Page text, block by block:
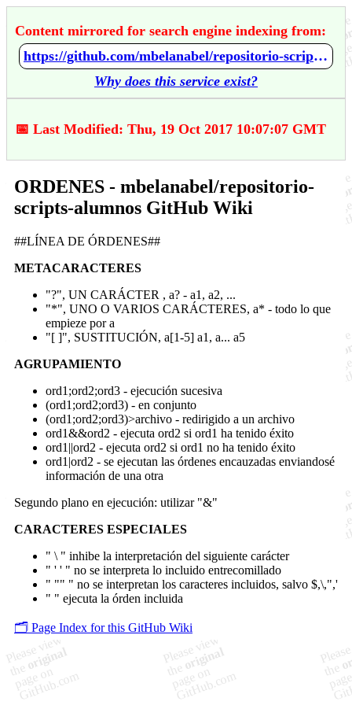
Content mirrored for search engine indexing from:
https://github.com/mbelanabel/repositorio-scripts-alumnos/wiki/ORDENES
Why does this service exist?
📅 Last Modified: Thu, 19 Oct 2017 10:07:07 GMT
ORDENES - mbelanabel/repositorio-
scripts-alumnos GitHub Wiki
##LÍNEA DE ÓRDENES##
METACARACTERES
"?", UN CARÁCTER , a? - a1, a2, ...
"*", UNO O VARIOS CARÁCTERES, a* - todo lo que
empieze por a
"[ ]", SUSTITUCIÓN, a[1-5] a1, a... a5
AGRUPAMIENTO
ord1;ord2;ord3 - ejecución sucesiva
(ord1;ord2;ord3) - en conjunto
(ord1;ord2;ord3)>archivo - redirigido a un archivo
ord1&&ord2 - ejecuta ord2 si ord1 ha tenido éxito
ord1||ord2 - ejecuta ord2 si ord1 no ha tenido éxito
ord1|ord2 - se ejecutan las órdenes encauzadas enviandosé
información de una otra
Segundo plano en ejecución: utilizar "&"
CARACTERES ESPECIALES
" \ " inhibe la interpretación del siguiente carácter
" ' ' " no se interpreta lo incluido entrecomillado
" "" " no se interpretan los caracteres incluidos, salvo $,\,",'
" " ejecuta la órden incluida
🗂️ Page Index for this GitHub Wiki